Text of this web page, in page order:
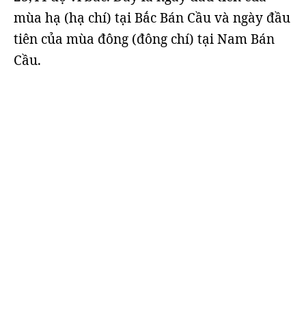
mùa hạ (hạ chí) tại Bắc Bán Cầu và ngày đầu
tiên của mùa đông (đông chí) tại Nam Bán
Cầu.